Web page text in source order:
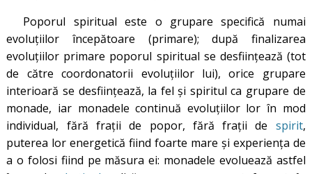
Poporul spiritual este o grupare specifică numai
evoluțiilor începătoare (primare); după finalizarea
evoluțiilor primare poporul spiritual se desființează (tot
de către coordonatorii evoluțiilor lui), orice grupare
interioară se desființează, la fel și spiritul ca grupare de
monade, iar monadele continuă evoluțiilor lor în mod
individual, fără frații de popor, fără frații de spirit,
puterea lor energetică fiind foarte mare și experiența de
a o folosi fiind pe măsura ei: monadele evoluează astfel